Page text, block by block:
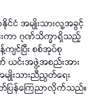
င်ငံ အမျိုးသားလူ့အခွင့်
ကာ ဂုဏ်သိက္ခာရှိသည့်
ျင်ပြီး စစ်အုပ်စု
င်းအဖွဲ့အစည်းအား
မျိုးသားညီညွတ်ရေး
တ်ပြန်ကြေညာလိုက်သည်။